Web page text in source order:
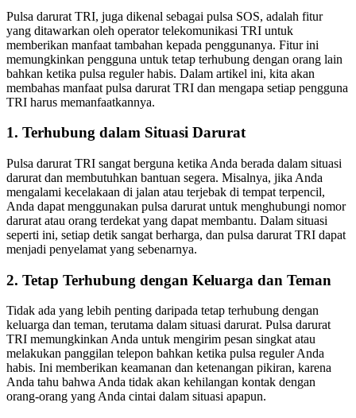
Pulsa darurat TRI, juga dikenal sebagai pulsa SOS, adalah fitur
yang ditawarkan oleh operator telekomunikasi TRI untuk
memberikan manfaat tambahan kepada penggunanya. Fitur ini
memungkinkan pengguna untuk tetap terhubung dengan orang lain
bahkan ketika pulsa reguler habis. Dalam artikel ini, kita akan
membahas manfaat pulsa darurat TRI dan mengapa setiap pengguna
TRI harus memanfaatkannya.
1. Terhubung dalam Situasi Darurat
Pulsa darurat TRI sangat berguna ketika Anda berada dalam situasi
darurat dan membutuhkan bantuan segera. Misalnya, jika Anda
mengalami kecelakaan di jalan atau terjebak di tempat terpencil,
Anda dapat menggunakan pulsa darurat untuk menghubungi nomor
darurat atau orang terdekat yang dapat membantu. Dalam situasi
seperti ini, setiap detik sangat berharga, dan pulsa darurat TRI dapat
menjadi penyelamat yang sebenarnya.
2. Tetap Terhubung dengan Keluarga dan Teman
Tidak ada yang lebih penting daripada tetap terhubung dengan
keluarga dan teman, terutama dalam situasi darurat. Pulsa darurat
TRI memungkinkan Anda untuk mengirim pesan singkat atau
melakukan panggilan telepon bahkan ketika pulsa reguler Anda
habis. Ini memberikan keamanan dan ketenangan pikiran, karena
Anda tahu bahwa Anda tidak akan kehilangan kontak dengan
orang-orang yang Anda cintai dalam situasi apapun.